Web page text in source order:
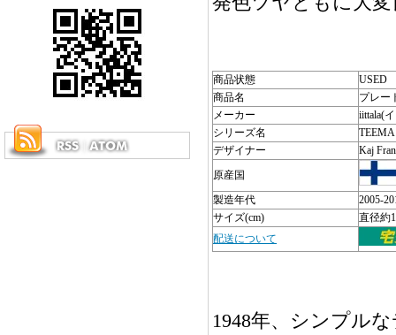
商品状態
USED
商品名
プレー
メーカー
iittala(
シリーズ名
TEEMA
デザイナー
Kaj
原産国
製造年代
2005-
サイズ(cm)
直径約
配送について
1948年、シンプル